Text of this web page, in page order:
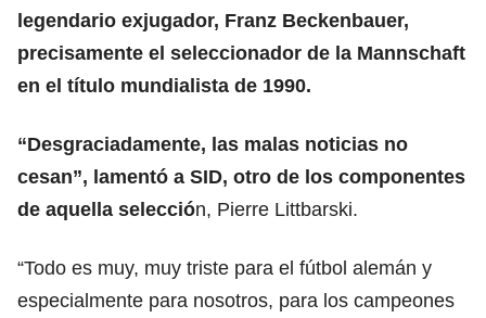
legendario exjugador, Franz Beckenbauer,
precisamente el seleccionador de la Mannschaft
en el título mundialista de 1990.
“Desgraciadamente, las malas noticias no
cesan”, lamentó a SID, otro de los componentes
de aquella selección, Pierre Littbarski.
“Todo es muy, muy triste para el fútbol alemán y
especialmente para nosotros, para los campeones